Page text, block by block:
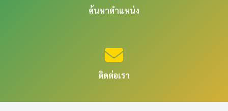
ค้นหาตำแหน่ง
ติดต่อเรา